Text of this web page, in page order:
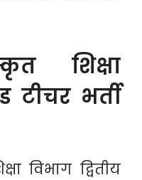
शिक्षा
टीचर भर्ती
विभाग द्वितीय